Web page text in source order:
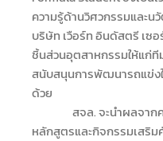
ความรู้ด้านวิศวกรรมและ
บริษัท เวือร์ท อินดัสตรี เซ
ชิ้นส่วนอุตสาหกรรมให้แก่ที
สนับสนุนการพัฒนารถแข่ง
ด้วย
สจล. จะนำผลจา
หลักสูตรและกิจกรรมเสริ